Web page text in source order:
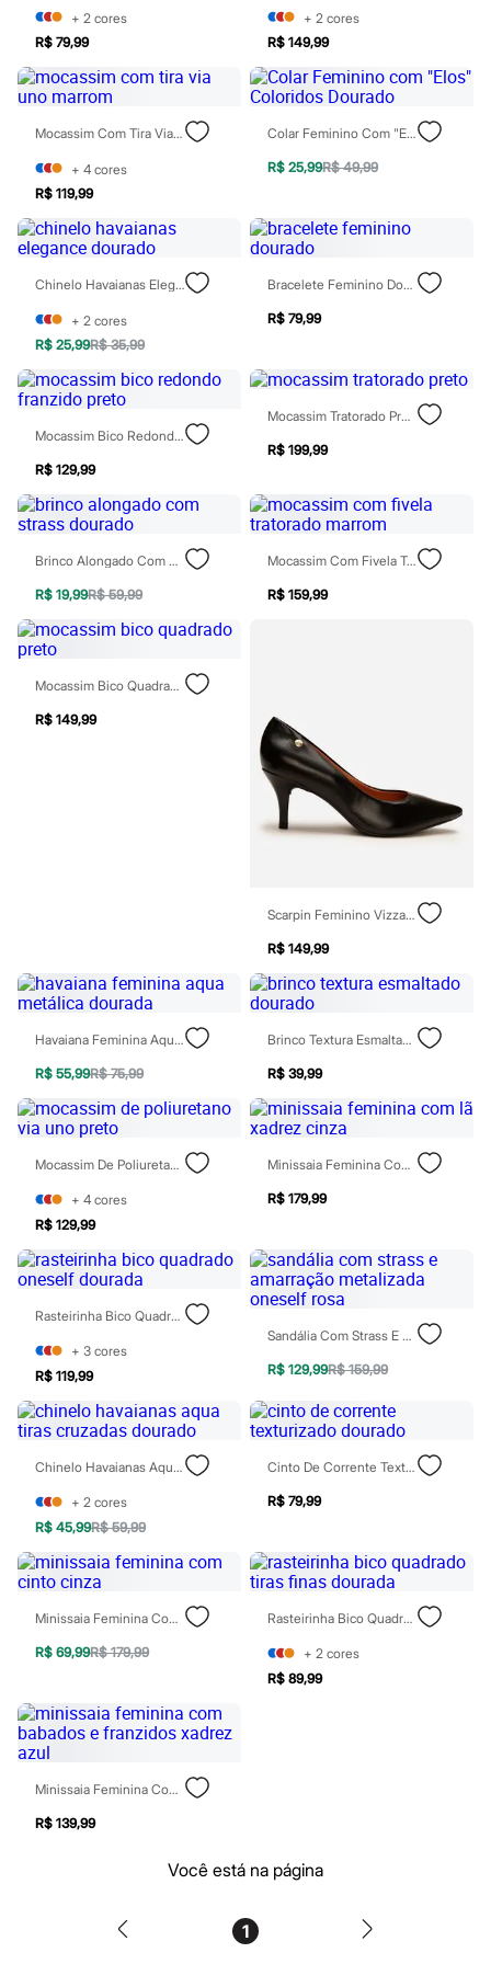
Rasteirinhas
Sandálias
Tênis
Diversão
Marcas
Fifteen
Palomino
Moda íntima
Calcinhas
Cuecas
Meias
Moda praia
Biquínis e Maiôs
Blusas de proteção
Sungas
Personagens
Bluey
Disney
Hello Kitty
Homem Aranha
Minecraft
Naruto
Patrulha Canina
Sonic
Beleza
Kits
Perfumes árabes
Novidades
Cabelos
Condicionador
Escovas e Pentes
Shampoo
Batom
Blush
Gloss
Pó facial
Sombras
Al Wataniah
Banderas
Beleza C&A
Boca Rosa
Carolina Herrera
Ciclo
Fran by Franciny Ehlke
Jean Paul Gaultier
Lancôme
Mascavo
Océane
Payot
Rabanne
Real Techniques
Vizzela
Perfumes
Perfumes femininos
Perfumes infantis
Perfumes masculinos
Todos os produtos
Mindse7
Novidades
Blusas
Casacos e Jaquetas
Shorts e Bermudas
T-shirt
Vestidos
Alfaiataria
Calçados
Guarda-roupa
+ 2 cores
R$ 79,99
+ 2 cores
R$ 149,99
Mocassim Com Tira Via Uno Marrom
+ 4 cores
R$ 119,99
Colar Feminino Com "Elos" Coloridos Dourado
R$ 25,99R$ 49,99
Chinelo Havaianas Elegance Dourado
+ 2 cores
R$ 25,99R$ 35,99
Bracelete Feminino Dourado
R$ 79,99
Mocassim Bico Redondo Franzido Preto
R$ 129,99
Mocassim Tratorado Preto
R$ 199,99
Brinco Alongado Com Strass Dourado
R$ 19,99R$ 59,99
Mocassim Com Fivela Tratorado Marrom
R$ 159,99
Mocassim Bico Quadrado Preto
R$ 149,99
Scarpin Feminino Vizzano Bico Fino Salto Médio Preto
R$ 149,99
Havaiana Feminina Aqua Metálica Dourada
R$ 55,99R$ 75,99
Brinco Textura Esmaltado Dourado
R$ 39,99
Mocassim De Poliuretano Via Uno Preto
+ 4 cores
R$ 129,99
Minissaia Feminina Com Lã Xadrez Cinza
R$ 179,99
Rasteirinha Bico Quadrado Oneself Dourada
+ 3 cores
R$ 119,99
Sandália Com Strass E Amarração Metalizada Oneself Rosa
R$ 129,99R$ 159,99
Chinelo Havaianas Aqua Tiras Cruzadas Dourado
+ 2 cores
R$ 45,99R$ 59,99
Cinto De Corrente Texturizado Dourado
R$ 79,99
Minissaia Feminina Com Cinto Cinza
R$ 69,99R$ 179,99
Rasteirinha Bico Quadrado Tiras Finas Dourada
+ 2 cores
R$ 89,99
Minissaia Feminina Com Babados E Franzidos Xadrez Azul
R$ 139,99
Você está na página
1